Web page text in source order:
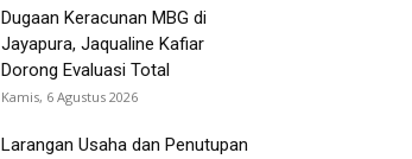
Dugaan Keracunan MBG di
Jayapura, Jaqualine Kafiar
Dorong Evaluasi Total
Kamis, 6 Agustus 2026
Larangan Usaha dan Penutupan